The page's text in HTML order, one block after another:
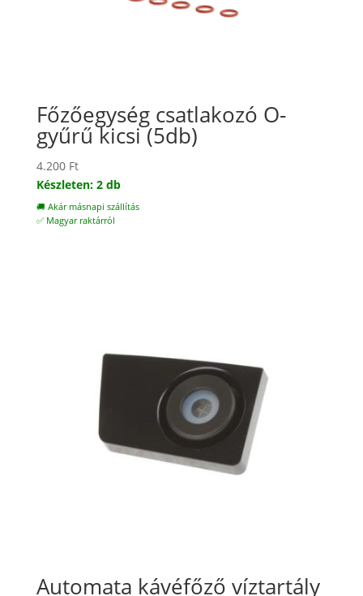
Főzőegység csatlakozó O-
gyűrű kicsi (5db)
4.200 Ft
Készleten: 2 db
🚚 Akár másnapi szállítás
✅ Magyar raktárról
Automata kávéfőző víztartály